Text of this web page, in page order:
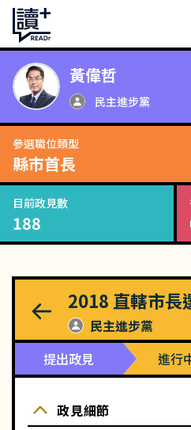
黃偉哲
民主進步黨
參選職位類型
縣市首長
目前政見數
188
2018 直轄市長
民主進步黨
提出政見
進行
政見細節